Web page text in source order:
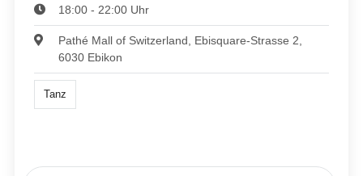
18:00 - 22:00 Uhr
Pathé Mall of Switzerland, Ebisquare-Strasse 2,
6030 Ebikon
Tanz